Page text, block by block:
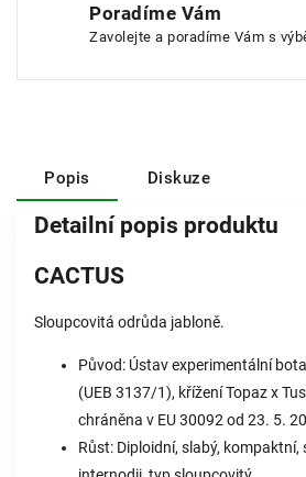
Poradíme Vám
Zavolejte a poradíme Vám s
Popis Diskuze
Detailní popis produktu
CACTUS
Sloupcovitá odrůda jabloně.
Původ: Ústav experimentální
(UEB 3137/1), křížení Topaz x
chráněna v EU 30092 od 23. 5.
Růst: Diploidní, slabý, kompaktní,